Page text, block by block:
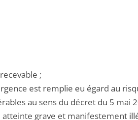
;
est remplie eu égard au
au sens du décret du 5
grave et manifestement